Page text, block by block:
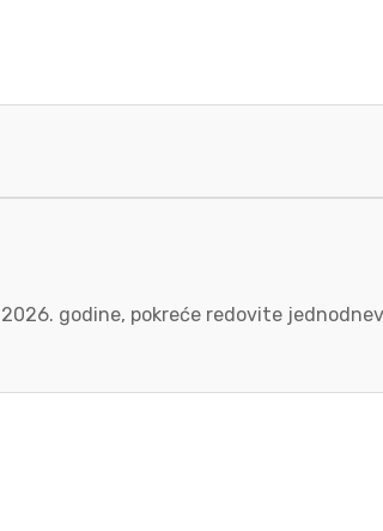
godine, pokreće redovite